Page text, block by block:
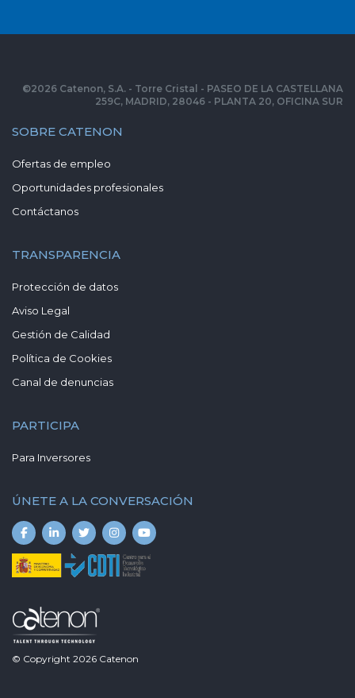
© Copyright 2026 Catenon
SOBRE CATENON
Ofertas de empleo
Oportunidades profesionales
Contáctanos
TRANSPARENCIA
Protección de datos
Aviso Legal
Gestión de Calidad
Política de Cookies
Canal de denuncias
PARTICIPA
Para Inversores
ÚNETE A LA CONVERSACIÓN
©2026 Catenon, S.A. - Torre Cristal - PASEO DE LA CASTELLANA
259C, MADRID, 28046 - PLANTA 20, OFICINA SUR